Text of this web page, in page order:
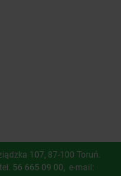
107, 87-100 Toruń.
56 665 09 00 , e-mail: